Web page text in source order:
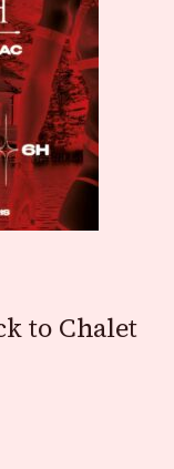
to Chalet